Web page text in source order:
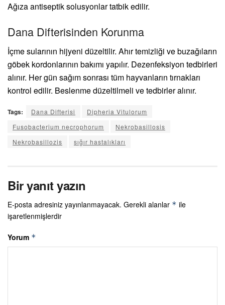
Ağıza antiseptik solusyonlar tatbik edilir.
Dana Difterisinden Korunma
İçme sularının hijyeni düzeltilir. Ahır temizliği ve buzağıların
göbek kordonlarının bakımı yapılır. Dezenfeksiyon tedbirleri
alınır. Her gün sağım sonrası tüm hayvanların tırnakları
kontrol edilir. Beslenme düzeltilmeli ve tedbirler alınır.
Tags: Dana Difterisi
Dipheria Vitulorum
Fusobacterium necrophorum
Nekrobasillosis
Nekrobasillozis
sığır hastalıkları
Bir yanıt yazın
E-posta adresiniz yayınlanmayacak. Gerekli alanlar * ile
işaretlenmişlerdir
Yorum *